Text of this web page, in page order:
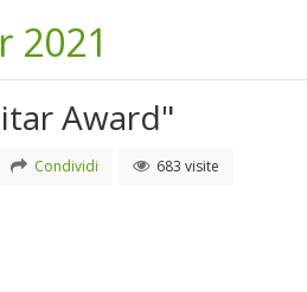
2021
Award"
Condividi 683 visite